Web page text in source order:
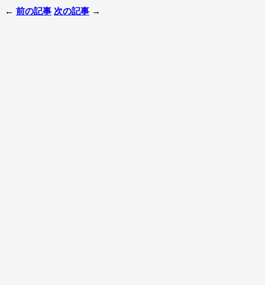
← 前の記事 次の記事 →